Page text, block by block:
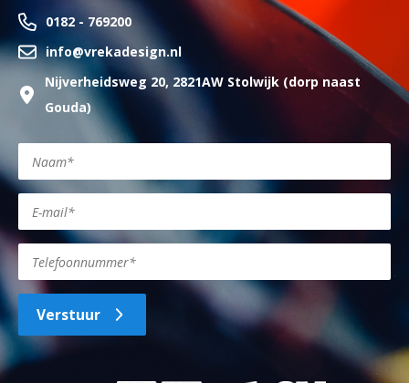
0182 - 769200
info@vrekadesign.nl
Nijverheidsweg 20, 2821AW Stolwijk (dorp naast
Gouda)
Verstuur